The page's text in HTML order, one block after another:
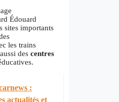
Édouard
sites importants
les trains
des centres
:
actualités et